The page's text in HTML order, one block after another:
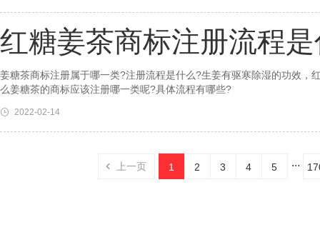
红糖姜茶商标注册流程
姜糖茶商标注册属于哪一类?注册流程是什么?生姜有驱寒除湿的功效
么姜糖茶的商标应该注册哪一类呢?具体流程有哪些?
2022-02-14
上一页 1 2 3 4 5 ...